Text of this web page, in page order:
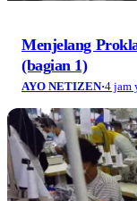
Menjelang
(bagian 1)
AYO NETIZEN·4 jam